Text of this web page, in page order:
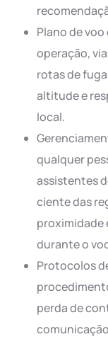
Plano de
operação,
rotas de
altitude e
local.
qualquer
assistentes
ciente das
proximidade
durante o
Protocolos
perda de